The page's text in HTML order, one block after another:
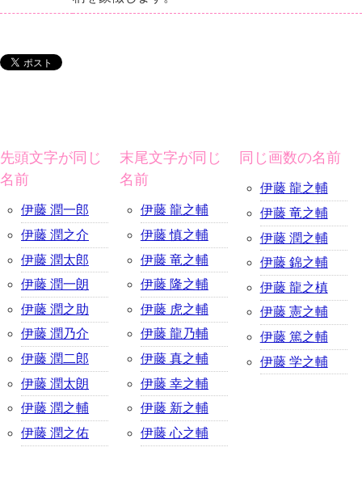
先頭文字が同じ
名前
伊藤 潤一郎
伊藤 潤之介
伊藤 潤太郎
伊藤 潤一朗
伊藤 潤之助
伊藤 潤乃介
伊藤 潤二郎
伊藤 潤太朗
伊藤 潤之輔
伊藤 潤之佑
末尾文字が同じ
名前
伊藤 龍之輔
伊藤 慎之輔
伊藤 竜之輔
伊藤 隆之輔
伊藤 虎之輔
伊藤 龍乃輔
伊藤 真之輔
伊藤 幸之輔
伊藤 新之輔
伊藤 心之輔
同じ画数の名前
伊藤 龍之輔
伊藤 竜之輔
伊藤 潤之輔
伊藤 錦之輔
伊藤 龍之槙
伊藤 憲之輔
伊藤 篤之輔
伊藤 学之輔